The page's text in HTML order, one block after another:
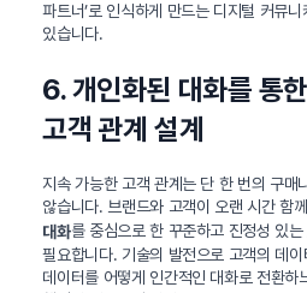
파트너’로 인식하게 만드는 디지털 커뮤
있습니다.
6. 개인화된 대화를 통
고객 관계 설계
지속 가능한 고객 관계는 단 한 번의 구매
않습니다. 브랜드와 고객이 오랜 시간 함
대화를 중심으로 한 꾸준하고 진정성 있는
필요합니다. 기술의 발전으로 고객의 데
데이터를 어떻게 인간적인 대화로 전환하